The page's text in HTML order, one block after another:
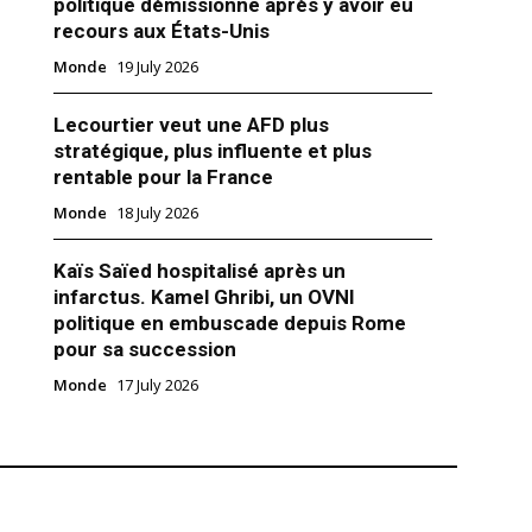
investit dans une usine
valorisée à 280 millions
annonçant un profit warning
trimestre 2020, le conseil
de la société indienne
Agro Chemicals Ltd dévoile
la cession de son usine à
à 280 millions de dollars.
n’est autre que Paradeep
politique démissionne après y avoir eu
recours aux États-Unis
Monde 19 July 2026
Lecourtier veut une AFD plus
stratégique, plus influente et plus
rentable pour la France
Monde 18 July 2026
Kaïs Saïed hospitalisé après un
infarctus. Kamel Ghribi, un OVNI
politique en embuscade depuis Rome
pour sa succession
Monde 17 July 2026